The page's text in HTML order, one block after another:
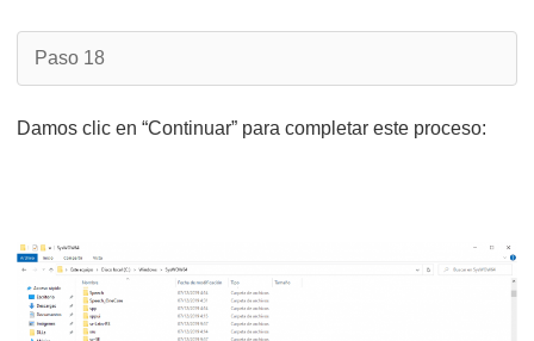
Paso 18
Damos clic en “Continuar” para completar este proceso: